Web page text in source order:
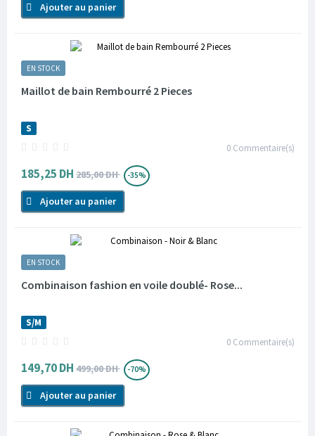
Ajouter au panier
EN STOCK
Maillot de bain Rembourré 2 Pieces
S
0 Commentaire(s)
185,25 DH 285,00 DH -35%
Ajouter au panier
EN STOCK
Combinaison fashion en voile doublé- Rose...
S/M
0 Commentaire(s)
149,70 DH 499,00 DH -70%
Ajouter au panier